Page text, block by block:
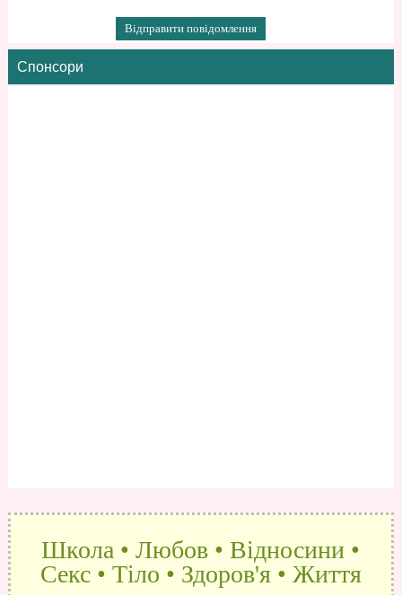
Спонсори
Школа • Любов • Відносини •
Секс • Тіло • Здоров'я • Життя